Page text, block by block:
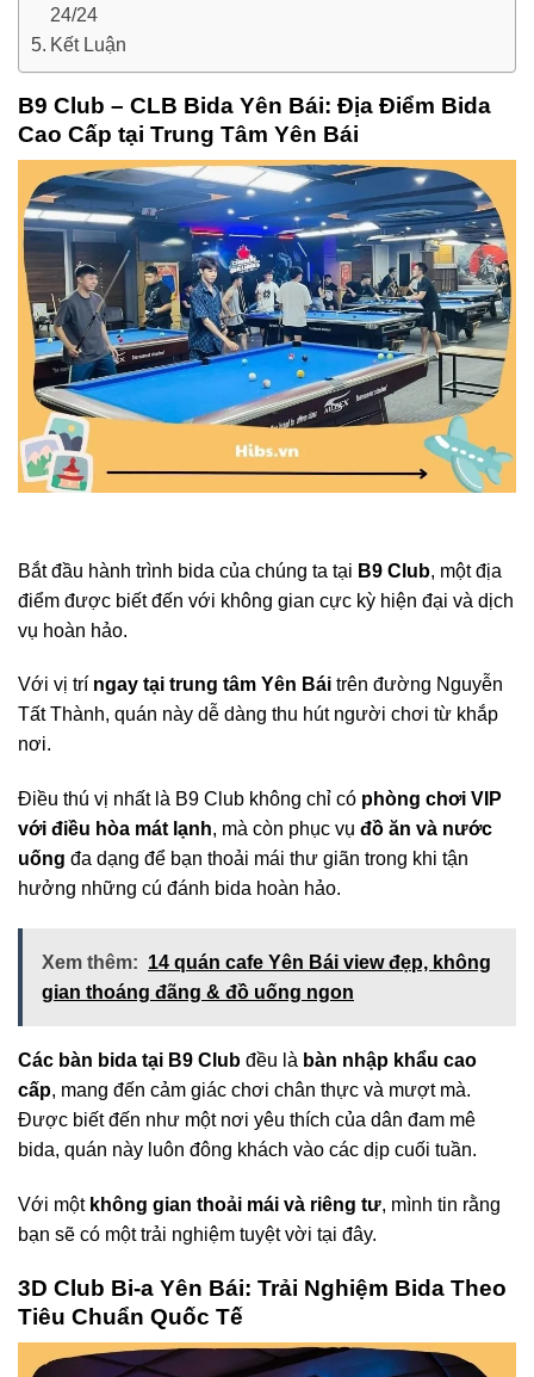
24/24
Kết Luận
B9 Club – CLB Bida Yên Bái: Địa Điểm Bida
Cao Cấp tại Trung Tâm Yên Bái
Bắt đầu hành trình bida của chúng ta tại B9 Club, một địa
điểm được biết đến với không gian cực kỳ hiện đại và dịch
vụ hoàn hảo.
Với vị trí ngay tại trung tâm Yên Bái trên đường Nguyễn
Tất Thành, quán này dễ dàng thu hút người chơi từ khắp
nơi.
Điều thú vị nhất là B9 Club không chỉ có phòng chơi VIP
với điều hòa mát lạnh, mà còn phục vụ đồ ăn và nước
uống đa dạng để bạn thoải mái thư giãn trong khi tận
hưởng những cú đánh bida hoàn hảo.
Xem thêm: 14 quán cafe Yên Bái view đẹp, không
gian thoáng đãng & đồ uống ngon
Các bàn bida tại B9 Club đều là bàn nhập khẩu cao
cấp, mang đến cảm giác chơi chân thực và mượt mà.
Được biết đến như một nơi yêu thích của dân đam mê
bida, quán này luôn đông khách vào các dịp cuối tuần.
Với một không gian thoải mái và riêng tư, mình tin rằng
bạn sẽ có một trải nghiệm tuyệt vời tại đây.
3D Club Bi-a Yên Bái: Trải Nghiệm Bida Theo
Tiêu Chuẩn Quốc Tế